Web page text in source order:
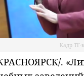
Кадр
.